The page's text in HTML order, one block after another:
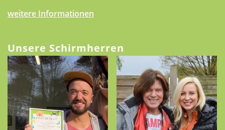
weitere Informationen
Unsere Schirmherren